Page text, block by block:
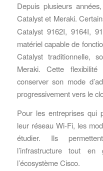
Depuis plusieurs
Catalyst et Meraki.
Catalyst 9162I, 9164I,
matériel capable de
Catalyst traditionnelle,
Meraki. Cette
conserver son mode
progressivement vers le
Pour les entreprises qui
leur réseau Wi-Fi, les
étudier. Ils
l’infrastructure tout
l’écosystème Cisco.